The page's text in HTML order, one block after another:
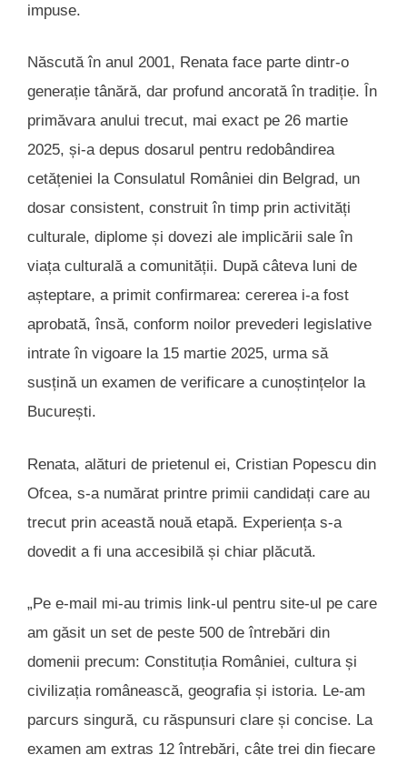
impuse.
Născută în anul 2001, Renata face parte dintr-o
generație tânără, dar profund ancorată în tradiție. În
primăvara anului trecut, mai exact pe 26 martie
2025, și-a depus dosarul pentru redobândirea
cetățeniei la Consulatul României din Belgrad, un
dosar consistent, construit în timp prin activități
culturale, diplome și dovezi ale implicării sale în
viața culturală a comunității. După câteva luni de
așteptare, a primit confirmarea: cererea i-a fost
aprobată, însă, conform noilor prevederi legislative
intrate în vigoare la 15 martie 2025, urma să
susțină un examen de verificare a cunoștințelor la
București.
Renata, alături de prietenul ei, Cristian Popescu din
Ofcea, s-a numărat printre primii candidați care au
trecut prin această nouă etapă. Experiența s-a
dovedit a fi una accesibilă și chiar plăcută.
„Pe e-mail mi-au trimis link-ul pentru site-ul pe care
am găsit un set de peste 500 de întrebări din
domenii precum: Constituția României, cultura și
civilizația românească, geografia și istoria. Le-am
parcurs singură, cu răspunsuri clare și concise. La
examen am extras 12 întrebări, câte trei din fiecare